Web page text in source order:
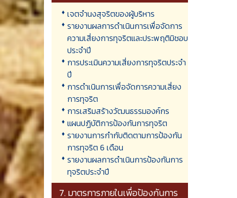
เจตจำนงสุจริตของผู้บริหาร
รายงานผลการดำเนินการเพื่อจัดการ
ความเสี่ยงการทุจริตและประพฤติมิชอบ
ประจำปี
การประเมินความเสี่ยงการทุจริตประจำ
ปี
การดำเนินการเพื่อจัดการความเสี่ยง
การทุจริต
การเสริมสร้างวัฒนธรรมองค์กร
แผนปฏิบัติการป้องกันการทุจริต
รายงานการกำกับติดตามการป้องกัน
การทุจริต 6 เดือน
รายงานผลการดำเนินการป้องกันการ
ทุจริตประจำปี
7. มาตรการภายในเพื่อป้องกันการ